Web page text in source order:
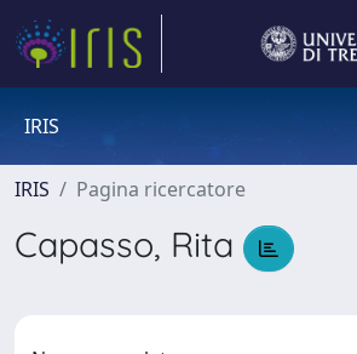
IRIS
IRIS Pagina ricercatore
Capasso, Rita